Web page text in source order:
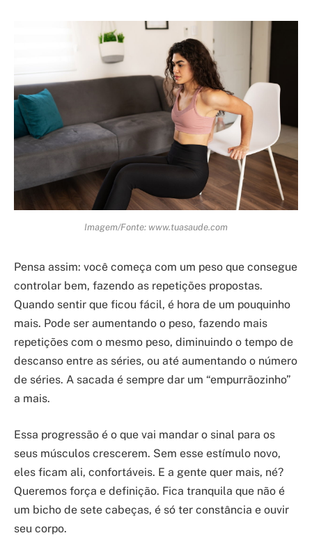
Imagem/Fonte: www.tuasaude.com
Pensa assim: você começa com um peso que consegue
controlar bem, fazendo as repetições propostas.
Quando sentir que ficou fácil, é hora de um pouquinho
mais. Pode ser aumentando o peso, fazendo mais
repetições com o mesmo peso, diminuindo o tempo de
descanso entre as séries, ou até aumentando o número
de séries. A sacada é sempre dar um “empurrãozinho”
a mais.
Essa progressão é o que vai mandar o sinal para os
seus músculos crescerem. Sem esse estímulo novo,
eles ficam ali, confortáveis. E a gente quer mais, né?
Queremos força e definição. Fica tranquila que não é
um bicho de sete cabeças, é só ter constância e ouvir
seu corpo.